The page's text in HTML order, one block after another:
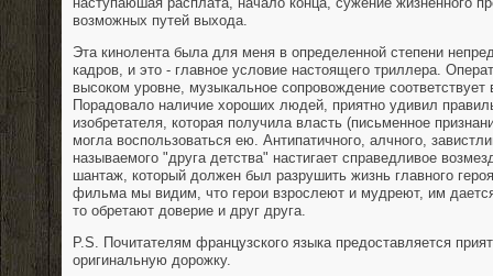
возможных путей выхода.
Эта кинолента была для меня в определенной степени
кадров, и это - главное условие настоящего триллера.
высоком уровне, музыкальное сопровождение
Порадовало наличие хороших людей, приятно удивил
изобретателя, которая получила власть (письменное
могла воспользоваться ею. Антипатичного, алчного,
называемого "друга детства" настигает справедливое
шантаж, который должен был разрушить жизнь главного
фильма мы видим, что герои взрослеют и мудреют, им
то обретают доверие и друг друга.
P.S. Почитателям французского языка предоставляется
оригинальную дорожку.